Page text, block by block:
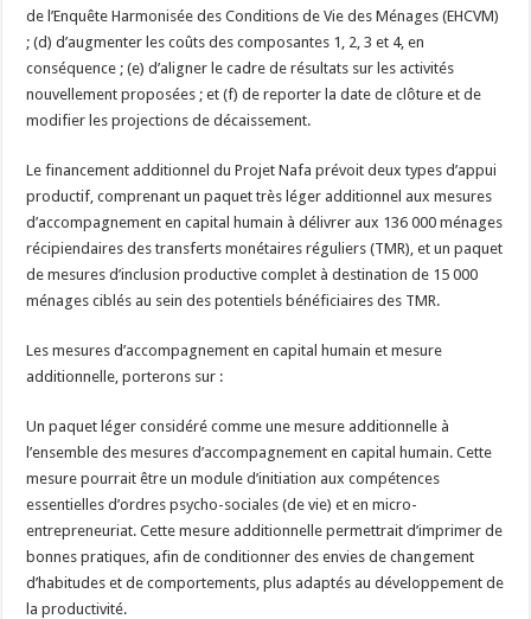
de l’Enquête Harmonisée des Conditions de Vie des Ménages (EHCVM)
; (d) d’augmenter les coûts des composantes 1, 2, 3 et 4, en
conséquence ; (e) d’aligner le cadre de résultats sur les activités
nouvellement proposées ; et (f) de reporter la date de clôture et de
modifier les projections de décaissement.
Le financement additionnel du Projet Nafa prévoit deux types d’appui
productif, comprenant un paquet très léger additionnel aux mesures
d’accompagnement en capital humain à délivrer aux 136 000 ménages
récipiendaires des transferts monétaires réguliers (TMR), et un paquet
de mesures d’inclusion productive complet à destination de 15 000
ménages ciblés au sein des potentiels bénéficiaires des TMR.
Les mesures d’accompagnement en capital humain et mesure
additionnelle, porterons sur :
Un paquet léger considéré comme une mesure additionnelle à
l’ensemble des mesures d’accompagnement en capital humain. Cette
mesure pourrait être un module d’initiation aux compétences
essentielles d’ordres psycho-sociales (de vie) et en micro-
entrepreneuriat. Cette mesure additionnelle permettrait d’imprimer de
bonnes pratiques, afin de conditionner des envies de changement
d’habitudes et de comportements, plus adaptés au développement de
la productivité.